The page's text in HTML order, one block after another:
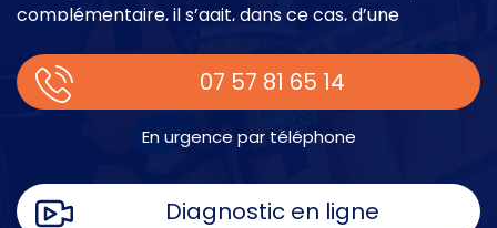
complémentaire, il s’agit, dans ce cas, d’une
place.
07 57 81 65 14
En urgence par téléphone
Diagnostic en ligne